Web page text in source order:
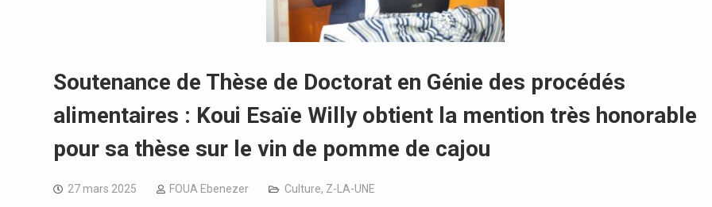
Soutenance de Thèse de Doctorat en Génie des procédés
alimentaires : Koui Esaïe Willy obtient la mention très honorable
pour sa thèse sur le vin de pomme de cajou
27 mars 2025 FOUA Ebenezer Culture, Z-LA-UNE